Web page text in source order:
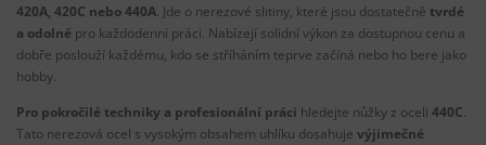
420A, 420C nebo 440A. Jde o nerezové slitiny, které jsou dostatečně tvrdé
a odolné pro každodenní práci. Nabízejí solidní výkon za dostupnou cenu a
dobře poslouží každému, kdo se stříháním teprve začíná nebo ho bere jako
hobby.
Pro pokročilé techniky a profesionální práci hledejte nůžky z oceli 440C.
Tato nerezová ocel s vysokým obsahem uhlíku dosahuje výjimečné